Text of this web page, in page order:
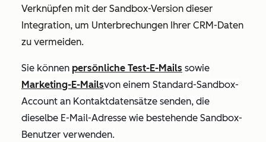
Verknüpfen mit der Sandbox-Version dieser
Integration, um Unterbrechungen Ihrer CRM-Daten
zu vermeiden.
Sie können persönliche Test-E-Mails sowie
Marketing-E-Mailsvon einem Standard-Sandbox-
Account an Kontaktdatensätze senden, die
dieselbe E-Mail-Adresse wie bestehende Sandbox-
Benutzer verwenden.